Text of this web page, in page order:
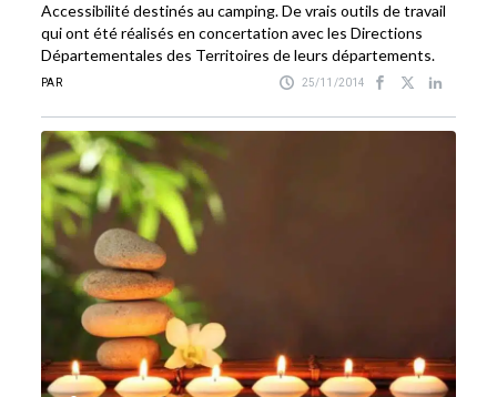
Accessibilité destinés au camping. De vrais outils de travail
qui ont été réalisés en concertation avec les Directions
Départementales des Territoires de leurs départements.
PAR 25/11/2014